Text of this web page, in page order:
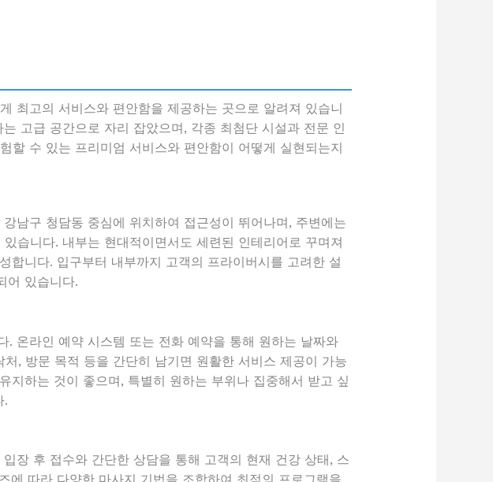
최고의 서비스와 편안함을 제공하는 곳으로 알려져 있습니
고급 공간으로 자리 잡았으며, 각종 최첨단 시설과 전문 인
할 수 있는 프리미엄 서비스와 편안함이 어떻게 실현되는지
남구 청담동 중심에 위치하여 접근성이 뛰어나며, 주변에는
습니다. 내부는 현대적이면서도 세련된 인테리어로 꾸며져
합니다. 입구부터 내부까지 고객의 프라이버시를 고려한 설
어 있습니다.
. 온라인 예약 시스템 또는 전화 예약을 통해 원하는 날짜와
, 방문 목적 등을 간단히 남기면 원활한 서비스 제공이 가능
지하는 것이 좋으며, 특별히 원하는 부위나 집중해서 받고 싶
.
장 후 접수와 간단한 상담을 통해 고객의 현재 건강 상태, 스